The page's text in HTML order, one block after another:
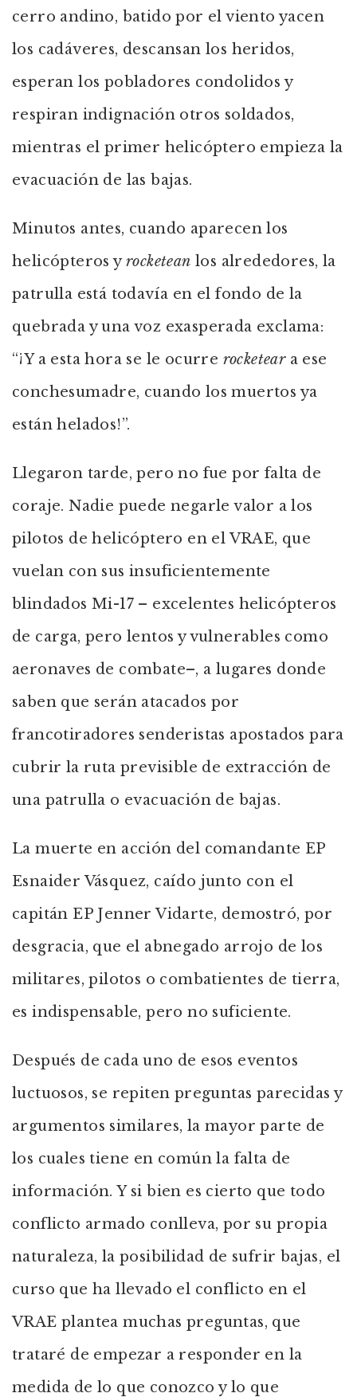
cerro andino, batido por el viento yacen
los cadáveres, descansan los heridos,
esperan los pobladores condolidos y
respiran indignación otros soldados,
mientras el primer helicóptero empieza la
evacuación de las bajas.
Minutos antes, cuando aparecen los
helicópteros yrocketean los alrededores, la
patrulla está todavía en el fondo de la
quebrada y una voz exasperada exclama:
“¡Y a esta hora se le ocurre rocketeara ese
conchesumadre, cuando los muertos ya
están helados!”.
Llegaron tarde, pero no fue por falta de
coraje. Nadie puede negarle valor a los
pilotos de helicóptero en el VRAE, que
vuelan con sus insuficientemente
blindados Mi-17 – excelentes helicópteros
de carga, pero lentos y vulnerables como
aeronaves de combate–, a lugares donde
saben que serán atacados por
francotiradores senderistas apostados para
cubrir la ruta previsible de extracción de
una patrulla o evacuación de bajas.
La muerte en acción del comandante EP
Esnaider Vásquez, caído junto con el
capitán EP Jenner Vidarte, demostró, por
desgracia, que el abnegado arrojo de los
militares, pilotos o combatientes de tierra,
es indispensable, pero no suficiente.
Después de cada uno de esos eventos
luctuosos, se repiten preguntas parecidas y
argumentos similares, la mayor parte de
los cuales tiene en común la falta de
información. Y si bien es cierto que todo
conflicto armado conlleva, por su propia
naturaleza, la posibilidad de sufrir bajas, el
curso que ha llevado el conflicto en el
VRAE plantea muchas preguntas, que
trataré de empezar a responder en la
medida de lo que conozco y lo que